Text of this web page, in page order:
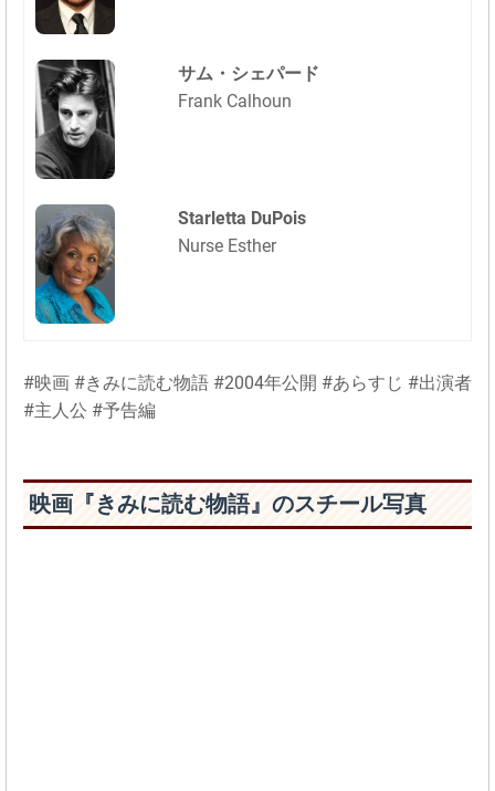
サム・シェパード
Frank Calhoun
Starletta DuPois
Nurse Esther
#映画 #きみに読む物語 #2004年公開 #あらすじ #出演者
#主人公 #予告編
映画『きみに読む物語』のスチール写真